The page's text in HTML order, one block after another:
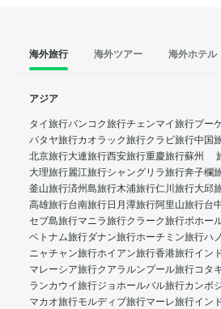
海外旅行 海外ツアー 海外ホテル
アジア
タイ旅行バンコク旅行チェンマイ旅行プー
パタヤ旅行カオラック旅行クラビ旅行中国
北京旅行大連旅行西安旅行重慶旅行蘇州
大理旅行麗江旅行シャングリラ旅行奔子欄
釜山旅行済州島旅行木浦旅行仁川旅行大邱
高雄旅行台南旅行日月潭旅行阿里山旅行台
セブ島旅行マニラ旅行クラーク旅行ボホー
ベトナム旅行ダナン旅行ホーチミン旅行ハ
ニャチャン旅行ホイアン旅行香港旅行イン
マレーシア旅行クアラルンプール旅行コタ
ランカウイ旅行ジョホールバル旅行カンボ
マカオ旅行モルディブ旅行マーレ旅行イン